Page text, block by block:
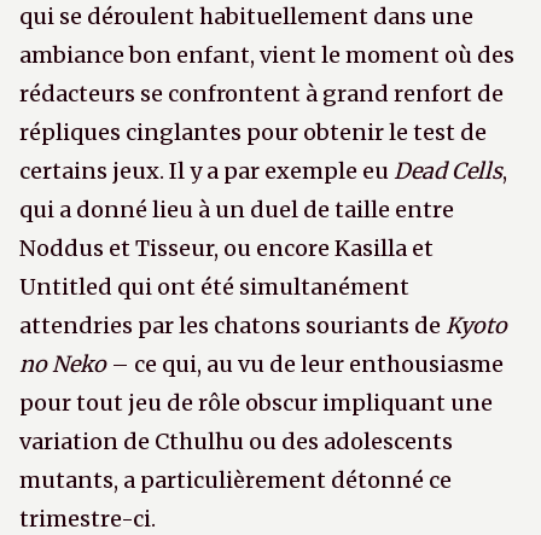
qui se déroulent habituellement dans une
ambiance bon enfant, vient le moment où des
rédacteurs se confrontent à grand renfort de
répliques cinglantes pour obtenir le test de
certains jeux. Il y a par exemple euDead Cells,
qui a donné lieu à un duel de taille entre
Noddus et Tisseur, ou encore Kasilla et
Untitled qui ont été simultanément
attendries par les chatons souriants de Kyoto
no Neko– ce qui, au vu de leur enthousiasme
pour tout jeu de rôle obscur impliquant une
variation de Cthulhu ou des adolescents
mutants, a particulièrement détonné ce
trimestre-ci.